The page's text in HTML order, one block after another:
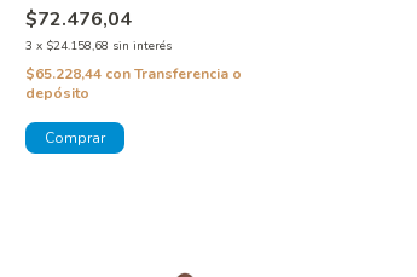
$72.476,04
3 x $24.158,68 sin interés
$65.228,44 con Transferencia o
depósito